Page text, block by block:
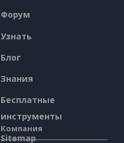
Форум
Узнать
Блог
Знания
Бесплатные
инструменты
Sitemap
Компания